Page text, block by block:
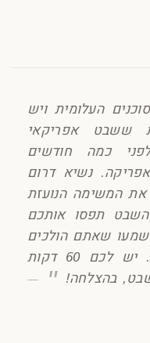
העלומית ויש
ששבט אפריקאי
כמה חודשים
נשיא דרום
המשימה הנועזת
תפסו אותכם
שאתם הולכים
לעשות משהו בנוגע ליהלום. יש לכם 60 דקות
בהצלחה!